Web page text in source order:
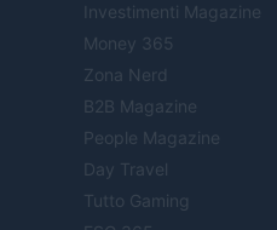
Investimenti Magazine
Money 365
Zona Nerd
B2B Magazine
People Magazine
Day Travel
Tutto Gaming